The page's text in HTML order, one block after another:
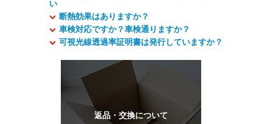
い
断熱効果はありますか？
車検対応ですか？車検通りますか？
可視光線透過率証明書は発行していますか？